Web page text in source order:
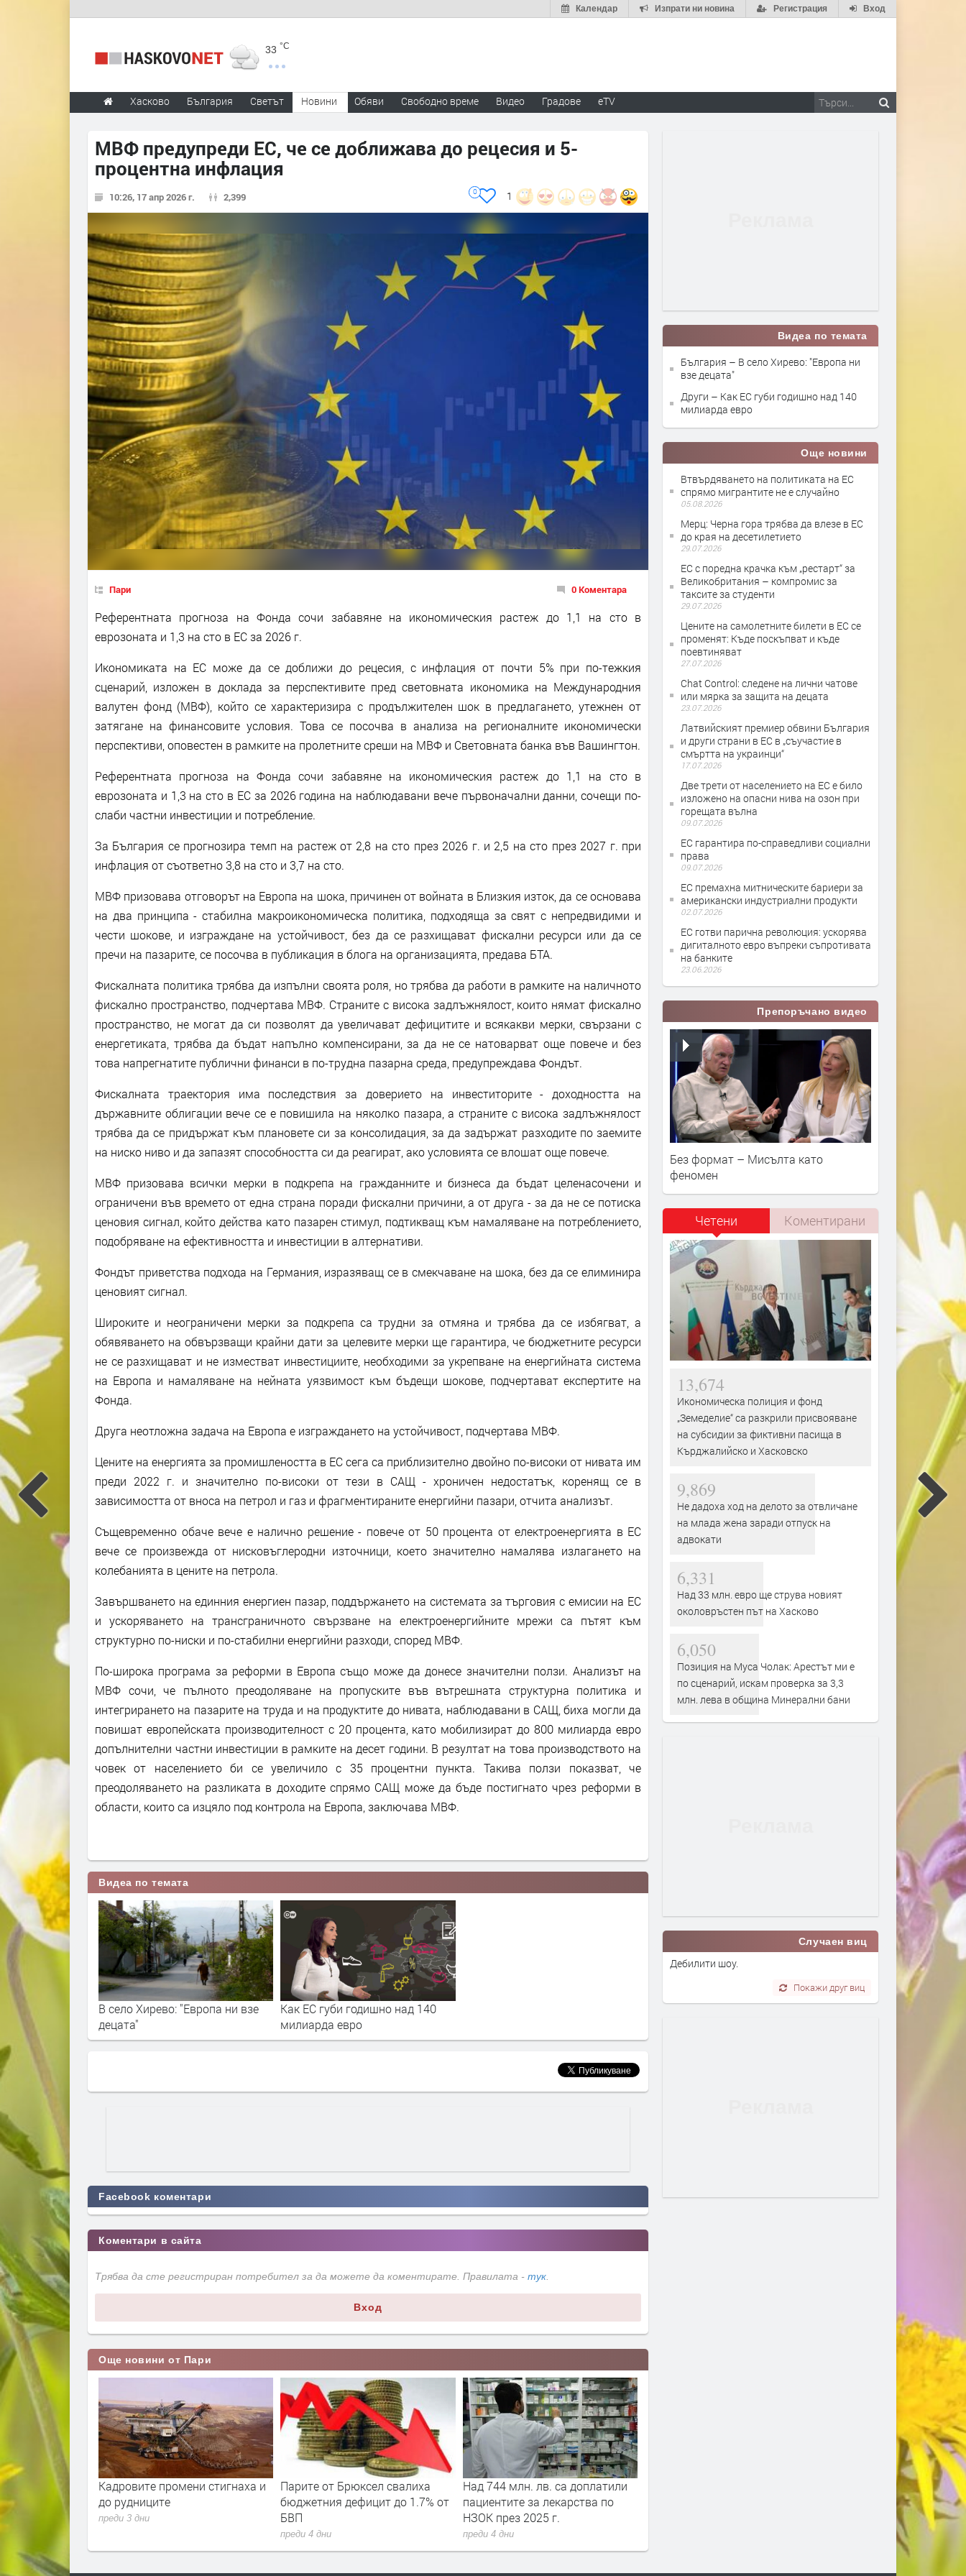
Вход
Регистрация
Изпрати ни новина
Календар
33 °C
Хасково България Светът Новини Обяви Свободно време Видео Градове eTV
МВФ предупреди ЕС, че се доближава до рецесия и 5-
процентна инфлация
10:26, 17 апр 2026 г. 2,399 1
0
Пари 0 Коментара
Референтната прогноза на Фонда сочи забавяне на икономическия растеж до 1,1 на сто в
еврозоната и 1,3 на сто в ЕС за 2026 г.
Икономиката на ЕС може да се доближи до рецесия, с инфлация от почти 5% при по-тежкия
сценарий, изложен в доклада за перспективите пред световната икономика на Международния
валутен фонд (МВФ), който се характеризира с продължителен шок в предлагането, утежнен от
затягане на финансовите условия. Това се посочва в анализа на регионалните икономически
перспективи, оповестен в рамките на пролетните среши на МВФ и Световната банка във Вашингтон.
Референтната прогноза на Фонда сочи забавяне на икономическия растеж до 1,1 на сто в
еврозоната и 1,3 на сто в ЕС за 2026 година на наблюдавани вече първоначални данни, сочещи по-
слаби частни инвестиции и потребление.
За България се прогнозира темп на растеж от 2,8 на сто през 2026 г. и 2,5 на сто през 2027 г. при
инфлация от съответно 3,8 на сто и 3,7 на сто.
МВФ призовава отговорът на Европа на шока, причинен от войната в Близкия изток, да се основава
на два принципа - стабилна макроикономическа политика, подходяща за свят с непредвидими и
чести шокове, и изграждане на устойчивост, без да се разхищават фискални ресурси или да се
пречи на пазарите, се посочва в публикация в блога на организацията, предава БТА.
Фискалната политика трябва да изпълни своята роля, но трябва да работи в рамките на наличното
фискално пространство, подчертава МВФ. Страните с висока задлъжнялост, които нямат фискално
пространство, не могат да си позволят да увеличават дефицитите и всякакви мерки, свързани с
енергетиката, трябва да бъдат напълно компенсирани, за да не се натоварват още повече и без
това напрегнатите публични финанси в по-трудна пазарна среда, предупреждава Фондът.
Фискалната траектория има последствия за доверието на инвеститорите - доходността на
държавните облигации вече се е повишила на няколко пазара, а страните с висока задлъжнялост
трябва да се придържат към плановете си за консолидация, за да задържат разходите по заемите
на ниско ниво и да запазят способността си да реагират, ако условията се влошат още повече.
МВФ призовава всички мерки в подкрепа на гражданните и бизнеса да бъдат целенасочени и
ограничени във времето от една страна поради фискални причини, а от друга - за да не се потиска
ценовия сигнал, който действа като пазарен стимул, подтикващ към намаляване на потреблението,
подобряване на ефективността и инвестиции в алтернативи.
Фондът приветства подхода на Германия, изразяващ се в смекчаване на шока, без да се елиминира
ценовият сигнал.
Широките и неограничени мерки за подкрепа са трудни за отмяна и трябва да се избягват, а
обявяването на обвързващи крайни дати за целевите мерки ще гарантира, че бюджетните ресурси
не се разхищават и не изместват инвестициите, необходими за укрепване на енергийната система
на Европа и намаляване на нейната уязвимост към бъдещи шокове, подчертават експертите на
Фонда.
Друга неотложна задача на Европа е изграждането на устойчивост, подчертава МВФ.
Цените на енергията за промишлеността в ЕС сега са приблизително двойно по-високи от нивата им
преди 2022 г. и значително по-високи от тези в САЩ - хроничен недостатък, коренящ се в
зависимостта от вноса на петрол и газ и фрагментираните енергийни пазари, отчита анализът.
Същевременно обаче вече е налично решение - повече от 50 процента от електроенергията в ЕС
вече се произвежда от нисковъглеродни източници, което значително намалява излагането на
колебанията в цените на петрола.
Завършването на единния енергиен пазар, поддържането на системата за търговия с емисии на ЕС
и ускоряването на трансграничното свързване на електроенергийните мрежи са пътят към
структурно по-ниски и по-стабилни енергийни разходи, според МВФ.
По-широка програма за реформи в Европа също може да донесе значителни ползи. Анализът на
МВФ сочи, че пълното преодоляване на пропуските във вътрешната структурна политика и
интегрирането на пазарите на труда и на продуктите до нивата, наблюдавани в САЩ, биха могли да
повишат европейската производителност с 20 процента, като мобилизират до 800 милиарда евро
допълнителни частни инвестиции в рамките на десет години. В резултат на това производството на
човек от населението би се увеличило с 35 процентни пункта. Такива ползи показват, че
преодоляването на разликата в доходите спрямо САЩ може да бъде постигнато чрез реформи в
области, които са изцяло под контрола на Европа, заключава МВФ.
Видеа по темата
В село Хирево: "Европа ни взе
децата"
Как ЕС губи годишно над 140
милиарда евро
Facebook коментари
Коментари в сайта
Трябва да сте регистриран потребител за да можете да коментирате. Правилата - тук
Вход
Още новини от Пари
стигнаха и
Парите от Брюксел свалиха
бюджетния дефицит до 1.7% от
БВП
Над 744 млн. лв. са доплатили
пациентите за лекарства по
НЗОК през 2025 г.
преди 4 дни
Вече може да се подават молби
за личен фалит
преди 4 дни
Цената на дизела е
над 17% за месец. И
продължава да расте
Видеа по темата
България – В село Хирево: "Европа ни
взе децата"
Други – Как ЕС губи годишно над 140
милиарда евро
Още новини
Втвърдяването на политиката на ЕС
спрямо мигрантите не е случайно
05.08.2026
Мерц: Черна гора трябва да влезе в ЕС
до края на десетилетието
29.07.2026
ЕС с поредна крачка към „рестарт“ за
Великобритания – компромис за
таксите за студенти
29.07.2026
Цените на самолетните билети в ЕС се
променят: Къде поскъпват и къде
поевтиняват
27.07.2026
Chat Control: следене на лични чатове
или мярка за защита на децата
23.07.2026
Латвийският премиер обвини България
и други страни в ЕС в „съучастие в
смъртта на украинци“
17.07.2026
Две трети от населението на ЕС е било
изложено на опасни нива на озон при
горещата вълна
09.07.2026
ЕС гарантира по-справедливи социални
права
09.07.2026
ЕС премахна митническите бариери за
американски индустриални продукти
02.07.2026
ЕС готви парична революция: ускорява
дигиталното евро въпреки съпротивата
на банките
23.06.2026
Препоръчано видео
Без формат – Мисълта като
феномен
Четени Коментирани
13,674
Икономическа полиция и фонд
„Земеделие“ са разкрили присвояване
на субсидии за фиктивни пасища в
Кърджалийско и Хасковско
9,869
Не дадоха ход на делото за отвличане
на млада жена заради отпуск на
адвокати
6,331
Над 33 млн. евро ще струва новият
околовръстен път на Хасково
6,050
Позиция на Муса Чолак: Арестът ми е
по сценарий, искам проверка за 3,3
млн. лева в община Минерални бани
Случаен виц
Дебилити шоу.
Покажи друг виц